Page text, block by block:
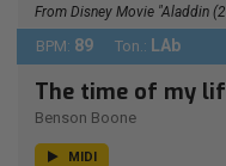
From Disney Movie "Aladdin
BPM: 89 Ton.: LAb
The time of my
Benson Boone
MIDI